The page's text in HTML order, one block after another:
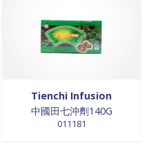
Tienchi Infusion
中國田七沖劑140G
011181